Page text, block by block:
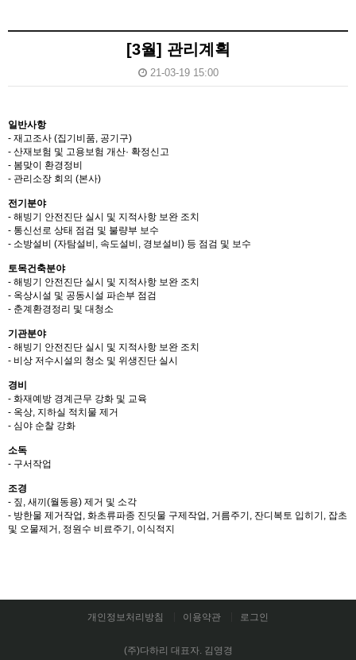
[3월] 관리계획
21-03-19 15:00
일반사항
- 재고조사 (집기비품, 공기구)
- 산재보험 및 고용보험 개산· 확정신고
- 봄맞이 환경정비
- 관리소장 회의 (본사)
전기분야
- 해빙기 안전진단 실시 및 지적사항 보완 조치
- 통신선로 상태 점검 및 불량부 보수
- 소방설비 (자탐설비, 속도설비, 경보설비) 등 점검 및 보수
토목건축분야
- 해빙기 안전진단 실시 및 지적사항 보완 조치
- 옥상시설 및 공동시설 파손부 점검
- 춘계환경정리 및 대청소
기관분야
- 해빙기 안전진단 실시 및 지적사항 보완 조치
- 비상 저수시설의 청소 및 위생진단 실시
경비
- 화재예방 경계근무 강화 및 교육
- 옥상, 지하실 적치물 제거
- 심야 순찰 강화
소독
- 구서작업
조경
- 짚, 새끼(월동용) 제거 및 소각
- 방한물 제거작업, 화초류파종 진딧물 구제작업, 거름주기, 잔디복토 입히기, 잡초
및 오물제거, 정원수 비료주기, 이식적지
개인정보처리방침 이용약관 로그인
(주)다하리 대표자. 김영경